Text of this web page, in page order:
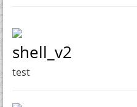
shell_v2
test